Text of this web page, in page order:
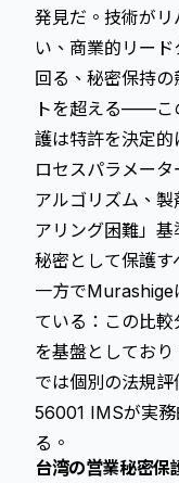
発見だ。技術がリ
い、商業的リー
回る、秘密保持
トを超える——こ
護は特許を決定
ロセスパラメー
アルゴリズム、
アリング困難」
秘密として保護す
一方でMurashige
ている：この比
を基盤としており
では個別の法規
56001 IMSが実務
る。
台湾の営業秘密保